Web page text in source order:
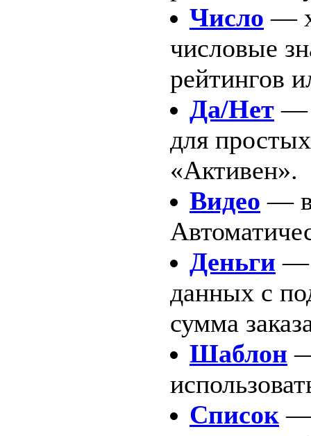
Число —
числовые
рейтингов
Да/Нет —
для
«Активен».
Видео —
Деньги —
данных с
сумма
Шаблон
Список —